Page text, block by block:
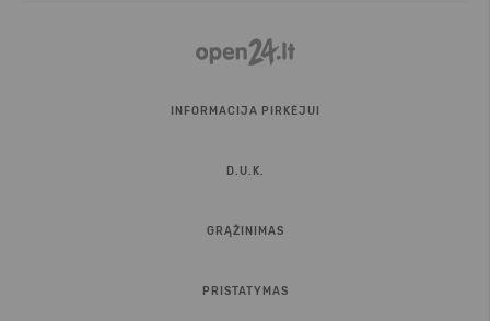
INFORMACIJA PIRKĖJUI
D.U.K.
GRĄŽINIMAS
PRISTATYMAS